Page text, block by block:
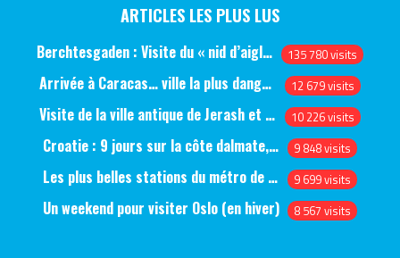
ARTICLES LES PLUS LUS
Berchtesgaden : Visite du « nid d’aigle » et des bunkers d’Hitler 135 780 visits
Arrivée à Caracas… ville la plus dangereuse du monde (jour 1) 12 679 visits
Visite de la ville antique de Jerash et du château d’Ajlun (jour 1) 10 226 visits
Croatie : 9 jours sur la côte dalmate, de Split à Dubrovnik, en passant par Hvar et Mjlet 9 848 visits
Les plus belles stations du métro de Saint-Pétersbourg 9 699 visits
Un weekend pour visiter Oslo (en hiver) 8 567 visits